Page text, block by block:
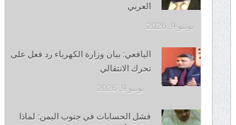
العربي
يونيو 9, 2026
اليافعي: بيان وزارة الكهرباء رد فعل على
تحرك الانتقالي
يونيو 9, 2026
فشل الحسابات في جنوب اليمن: لماذا